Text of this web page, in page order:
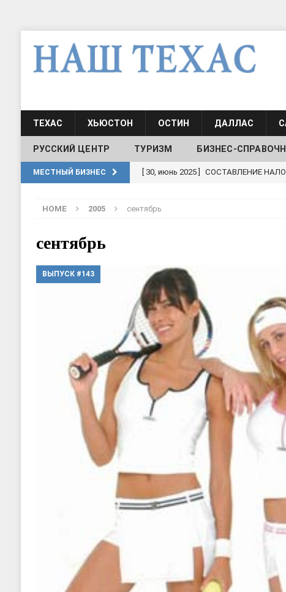
ТЕХАС ХЬЮСТОН ОСТИН ДАЛЛАС
РУССКИЙ ЦЕНТР ТУРИЗМ БИЗНЕС-
МЕСТНЫЙ БИЗНЕС [ 19, июль 2017 ] Классы русского
[ 19, июль 2017 ] Школа русского
[ 20, август 2025 ]
[ 30, июнь 2025 ] СОСТАВЛЕНИЕ
HOME 2005 сентябрь
сентябрь
ВЫПУСК #143